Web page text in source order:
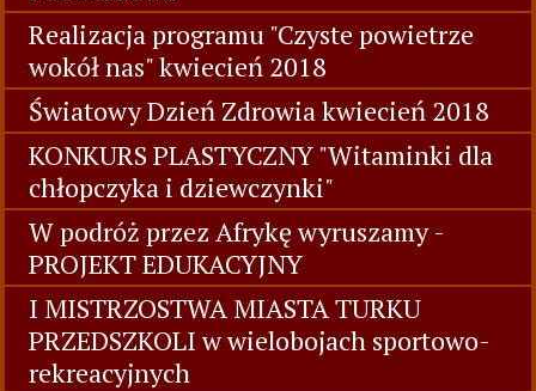
Realizacja programu "Czyste powietrze
wokół nas" kwiecień 2018
Światowy Dzień Zdrowia kwiecień 2018
KONKURS PLASTYCZNY "Witaminki dla
chłopczyka i dziewczynki"
W podróż przez Afrykę wyruszamy -
PROJEKT EDUKACYJNY
I MISTRZOSTWA MIASTA TURKU
PRZEDSZKOLI w wielobojach sportowo-
rekreacyjnych